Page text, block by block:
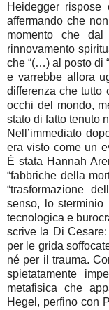
Heidegger
affermando che
momento che dal
rinnovamento
che “(…) al posto di
e varrebbe allora
differenza che tutto
occhi del mondo,
stato di fatto tenuto
Nell’immediato
era visto come un
È stata Hannah
“fabbriche della
“trasformazione
senso, lo sterminio
tecnologica e
scrive la Di Cesare:
per le grida
né per il trauma.
spietatamente
metafisica che
Hegel, perfino con